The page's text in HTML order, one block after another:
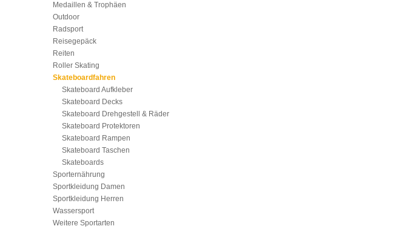
Medaillen & Trophäen
Outdoor
Radsport
Reisegepäck
Reiten
Roller Skating
Skateboardfahren
Skateboard Aufkleber
Skateboard Decks
Skateboard Drehgestell & Räder
Skateboard Protektoren
Skateboard Rampen
Skateboard Taschen
Skateboards
Sporternährung
Sportkleidung Damen
Sportkleidung Herren
Wassersport
Weitere Sportarten